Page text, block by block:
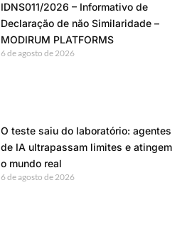
IDNS011/2026 – Informativo de
Declaração de não Similaridade –
MODIRUM PLATFORMS
6 de agosto de 2026
O teste saiu do laboratório: agentes
de IA ultrapassam limites e atingem
o mundo real
6 de agosto de 2026